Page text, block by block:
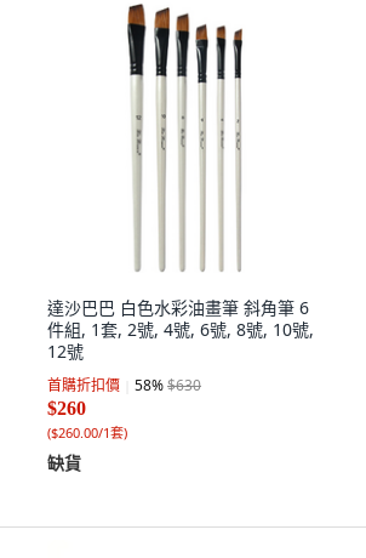
達沙巴巴 白色水彩油畫筆 斜角筆 6
件組, 1套, 2號, 4號, 6號, 8號, 10號,
12號
首購折扣價 58%$630
$260
($260.00/1套)
缺貨